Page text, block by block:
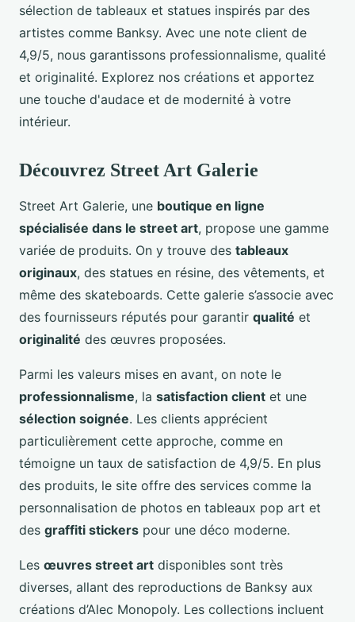
sélection de tableaux et statues inspirés par des
artistes comme Banksy. Avec une note client de
4,9/5, nous garantissons professionnalisme, qualité
et originalité. Explorez nos créations et apportez
une touche d'audace et de modernité à votre
intérieur.
Découvrez Street Art Galerie
Street Art Galerie, une boutique en ligne
spécialisée dans le street art, propose une gamme
variée de produits. On y trouve des tableaux
originaux, des statues en résine, des vêtements, et
même des skateboards. Cette galerie s’associe avec
des fournisseurs réputés pour garantir qualité et
originalité des œuvres proposées.
Parmi les valeurs mises en avant, on note le
professionnalisme, la satisfaction client et une
sélection soignée. Les clients apprécient
particulièrement cette approche, comme en
témoigne un taux de satisfaction de 4,9/5. En plus
des produits, le site offre des services comme la
personnalisation de photos en tableaux pop art et
des graffiti stickers pour une déco moderne.
Les œuvres street art disponibles sont très
diverses, allant des reproductions de Banksy aux
créations d’Alec Monopoly. Les collections incluent